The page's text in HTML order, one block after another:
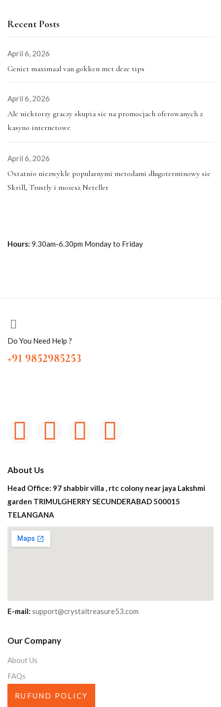
Recent Posts
April 6, 2026
Geniet maximaal van gokken met deze tips
April 6, 2026
Ale niektorzy graczy skupia sie na promocjach oferowanych z
kasyno internetowe
April 6, 2026
Ostatnio niezwykle popularnymi metodami dlugoterminowy sie
Skrill, Trustly i mozesz Neteller
Hours: 9.30am-6.30pm Monday to Friday
Do You Need Help ?
+91 9852985253
About Us
Head Office: 97 shabbir villa , rtc colony near jaya Lakshmi
garden TRIMULGHERRY SECUNDERABAD 500015
TELANGANA
E-mail: support@crystaltreasure53.com
Our Company
About Us
FAQs
RUFUND POLICY